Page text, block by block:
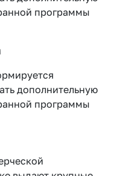
программы
дополнительную
программы